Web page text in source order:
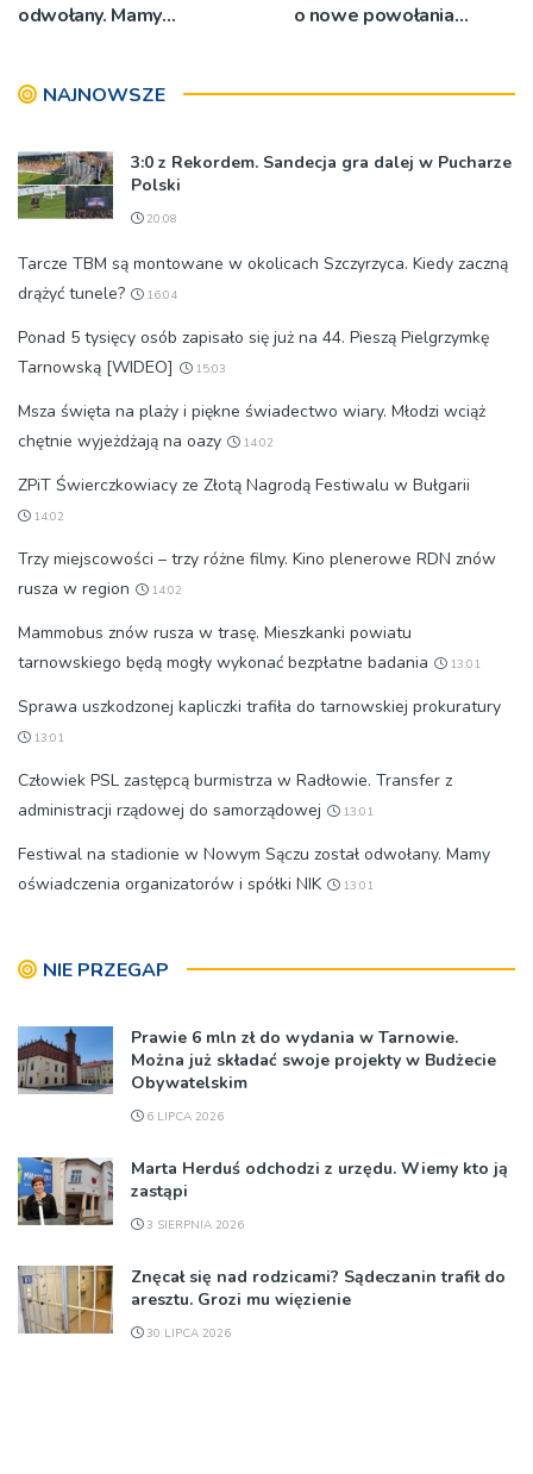
odwołany. Mamy
o nowe powołania
NAJNOWSZE
3:0 z Rekordem. Sandecja gra dalej w Pucharze
Polski
20:08
Tarcze TBM są montowane w okolicach Szczyrzyca. Kiedy zaczną
drążyć tunele?
16:04
Ponad 5 tysięcy osób zapisało się już na 44. Pieszą Pielgrzymkę
Tarnowską [WIDEO]
15:03
Msza święta na plaży i piękne świadectwo wiary. Młodzi wciąż
chętnie wyjeżdżają na oazy
14:02
ZPiT Świerczkowiacy ze Złotą Nagrodą Festiwalu w Bułgarii
14:02
Trzy miejscowości – trzy różne filmy. Kino plenerowe RDN znów
rusza w region
14:02
Mammobus znów rusza w trasę. Mieszkanki powiatu
tarnowskiego będą mogły wykonać bezpłatne badania
13:01
Sprawa uszkodzonej kapliczki trafiła do tarnowskiej prokuratury
13:01
Człowiek PSL zastępcą burmistrza w Radłowie. Transfer z
administracji rządowej do samorządowej
13:01
Festiwal na stadionie w Nowym Sączu został odwołany. Mamy
oświadczenia organizatorów i spółki NIK
13:01
NIE PRZEGAP
Prawie 6 mln zł do wydania w Tarnowie.
Można już składać swoje projekty w Budżecie
Obywatelskim
6 LIPCA 2026
Marta Herduś odchodzi z urzędu. Wiemy kto ją
zastąpi
3 SIERPNIA 2026
Znęcał się nad rodzicami? Sądeczanin trafił do
aresztu. Grozi mu więzienie
30 LIPCA 2026